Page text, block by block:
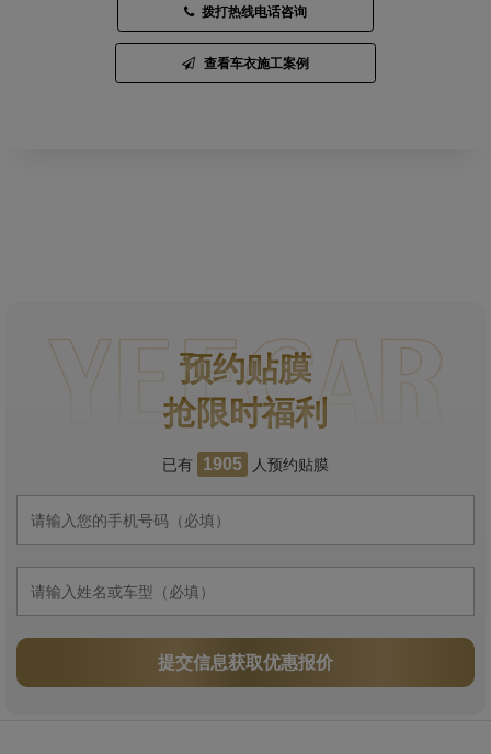
拨打热线电话咨询
查看车衣施工案例
预约贴膜
抢限时福利
已有 1905 人预约贴膜
提交信息获取优惠报价